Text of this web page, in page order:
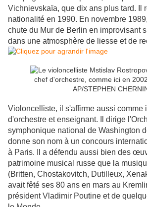
Vichnievskaïa, que dix ans plus tard. Il
nationalité en 1990. En novembre
chute du Mur de Berlin en improvisant
dans une atmosphère de liesse et de
Violoncelliste, il s'affirme aussi comme
d'orchestre et enseignant. Il dirige
symphonique national de Washington
donne son nom à un concours
à Paris. Il a défendu aussi bien des
patrimoine musical russe que la
(Britten, Chostakovitch, Dutilleux,
avait fêté ses 80 ans en mars au
président Vladimir Poutine et de